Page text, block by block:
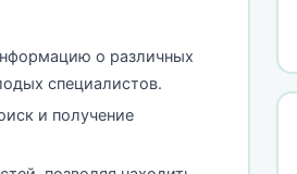
о различных
специалистов.
и получение